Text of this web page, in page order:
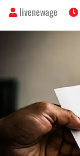
livenewage